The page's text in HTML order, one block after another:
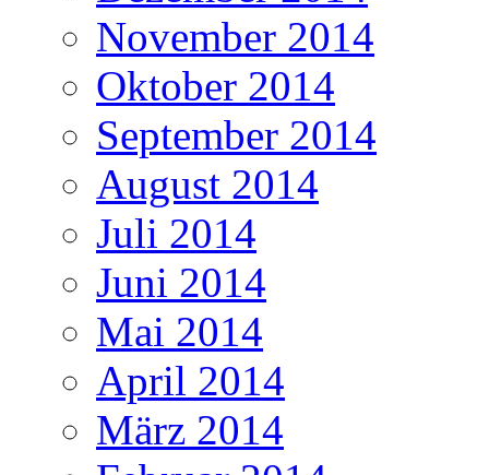
November 2014
Oktober 2014
September 2014
August 2014
Juli 2014
Juni 2014
Mai 2014
April 2014
März 2014